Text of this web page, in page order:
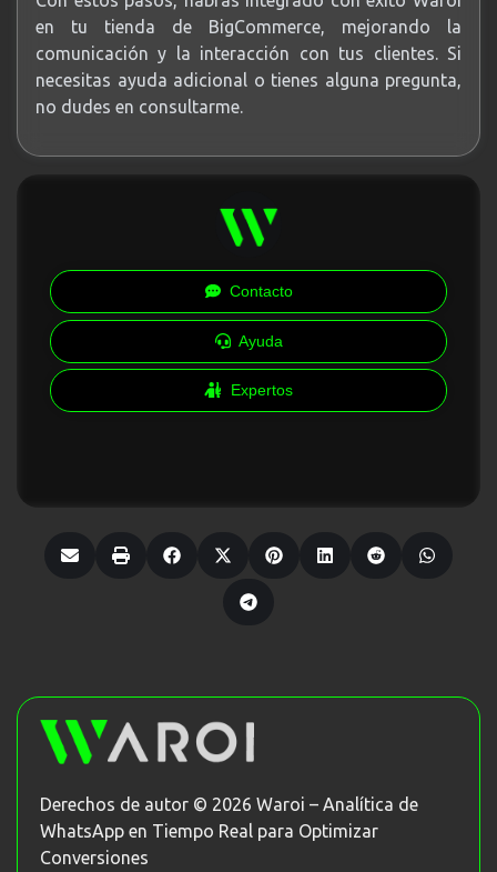
en tu tienda de BigCommerce, mejorando la
comunicación y la interacción con tus clientes. Si
necesitas ayuda adicional o tienes alguna pregunta,
no dudes en consultarme.
Derechos de autor © 2026 Waroi – Analítica de
WhatsApp en Tiempo Real para Optimizar
Conversiones